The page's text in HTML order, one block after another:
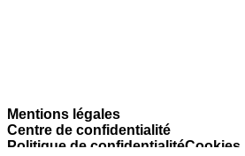
Mentions légales
Centre de confidentialité
Politique de confidentialitéCookies